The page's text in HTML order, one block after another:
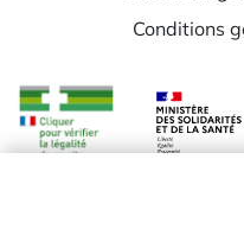
Conditions